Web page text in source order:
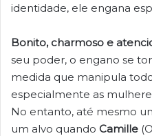
identidade, ele engana
Bonito, charmoso e
seu poder, o engano se
medida que manipula
especialmente as
No entanto, até mesmo
um alvo quando Camille